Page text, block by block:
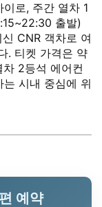
로, 주간 열차 1
출발)
CNR 객차로 여
. 티켓 가격은 약
2등석 에어컨
시내 중심에 위
예약